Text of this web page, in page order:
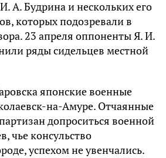
А. Будрина и нескольких его
которых подозревали в
23 апреля оппоненты Я. И.
ряды сидельцев местной
японские военные
на-Амуре. Отчаянные
допроситься военной
чье консульство
успехом не увенчались.